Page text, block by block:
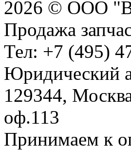
2026 © ООО
Продажа
Тел: +7 (495)
Юридический
129344,
оф.113
Принимаем к